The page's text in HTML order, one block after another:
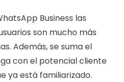
Business las
son mucho más
Además, se suma el
con el potencial cliente
ya está familiarizado.